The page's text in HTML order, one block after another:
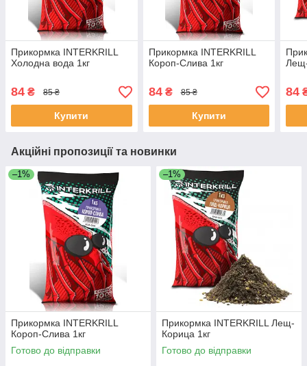
Прикормка INTERKRILL
Холодна вода 1кг
84 ₴ 85 ₴
Купити
Прикормка INTERKRILL
Короп-Слива 1кг
84₴ 85 ₴
Купити
84
Акційні пропозиції та новинки
–1%
Прикормка INTERKRILL
Короп-Слива 1кг
Готово до відправки
–1%
Прикормка INTERKRILL Лещ-
Корица 1кг
Готово до відправки